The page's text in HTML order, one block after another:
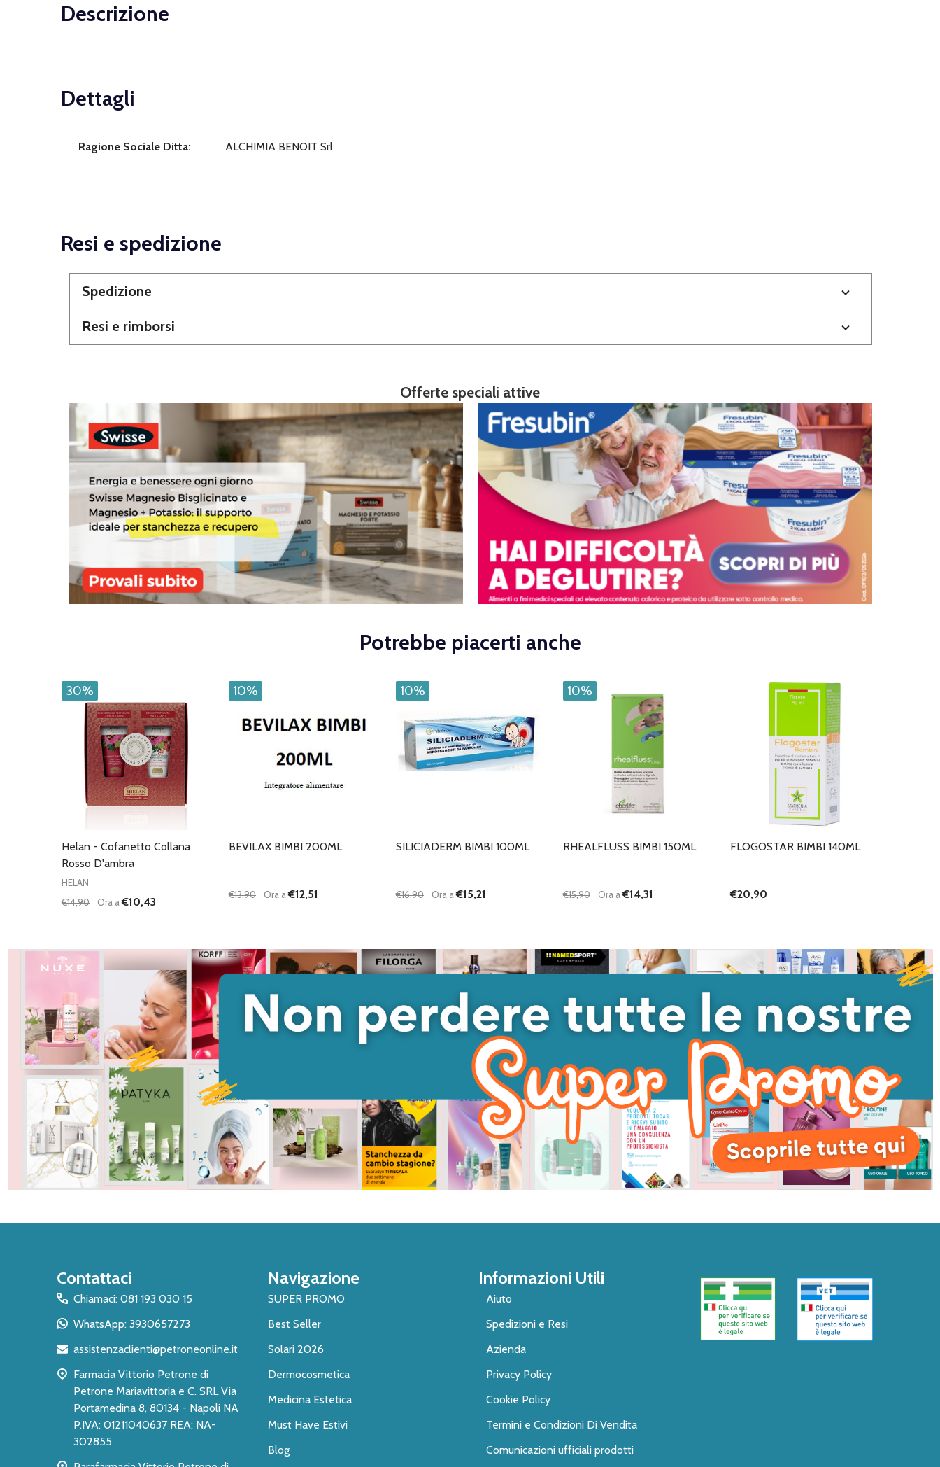
Descrizione
Dettagli
Ragione Sociale Ditta: ALCHIMIA BENOIT Srl
Resi e spedizione
Spedizione
Resi e rimborsi
Offerte speciali attive
Potrebbe piacerti anche
30%
Helan - Cofanetto Collana
Rosso D'ambra
HELAN
€14,90
Ora a€10,43
10%
BEVILAX BIMBI 200ML
€13,90 Ora a€12,51
10%
SILICIADERM BIMBI 100ML
€16,90 Ora a€15,21
10%
RHEALFLUSS BIMBI 150ML
€15,90 Ora a€14,31
FLOGOSTAR BIMBI 140ML
€20,90
Contattaci
Chiamaci: 081 193 030 15
WhatsApp: 3930657273
assistenzaclienti@petroneonline.it
Farmacia Vittorio Petrone di
Petrone Mariavittoria e C. SRL Via
Portamedina 8, 80134 - Napoli NA
P.IVA: 01211040637 REA: NA-
302855
Navigazione
SUPER PROMO
Best Seller
Solari 2026
Dermocosmetica
Medicina Estetica
Must Have Estivi
Blog
Informazioni Utili
Aiuto
Spedizioni e Resi
Azienda
Privacy Policy
Cookie Policy
Termini e Condizioni Di Vendita
Comunicazioni ufficiali prodotti